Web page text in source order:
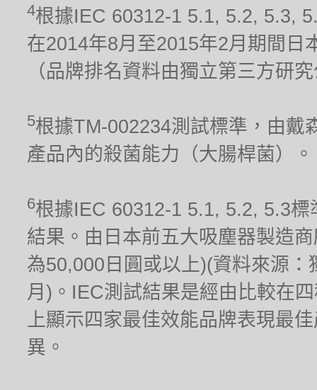
4根據IEC 60312-1 5.1, 5.2, 5.3,
在2014年8月至2015年2月期間日
（品牌排名資料由獨立第三方研
5根據TM-002234測試標準，由戴
產品內的殺菌能力（大腸桿菌）。
6根據IEC 60312-1 5.1, 5.2, 5.3
結果。由日本前五大吸塵器製造
為50,000日圓或以上)(資料來源
月)。IEC測試結果是經由比較在
上顯示四家最佳效能品牌表現最
異。